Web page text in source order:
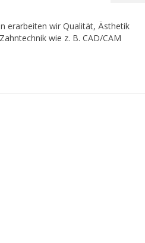
erarbeiten wir Qualität, Ästhetik
wie z. B. CAD/CAM